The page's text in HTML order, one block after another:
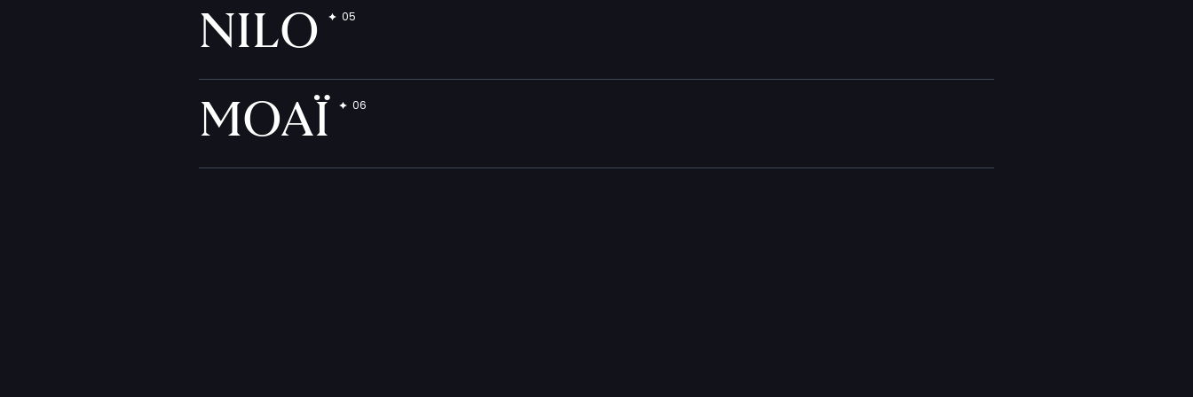
NILO
MOAÏ